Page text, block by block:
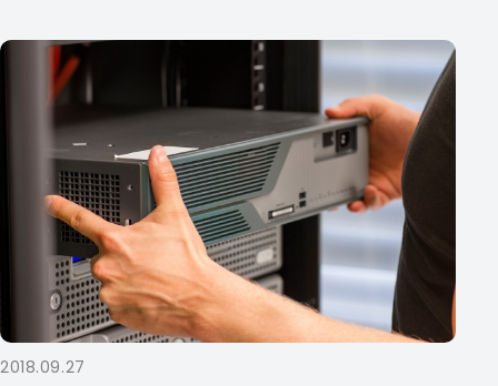
2018.09.27